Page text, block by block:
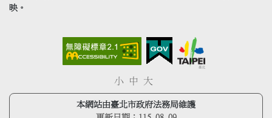
映。
小 中 大
本網站由臺北市政府法務局維護